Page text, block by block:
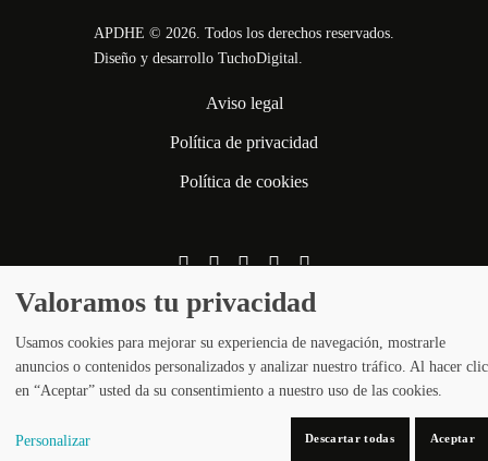
APDHE © 2026. Todos los derechos reservados.
Diseño y desarrollo TuchoDigital.
Aviso legal
Política de privacidad
Política de cookies
Valoramos tu privacidad
Usamos cookies para mejorar su experiencia de navegación, mostrarle
anuncios o contenidos personalizados y analizar nuestro tráfico. Al hacer clic
en “Aceptar” usted da su consentimiento a nuestro uso de las cookies.
Personalizar Descartar todas Aceptar